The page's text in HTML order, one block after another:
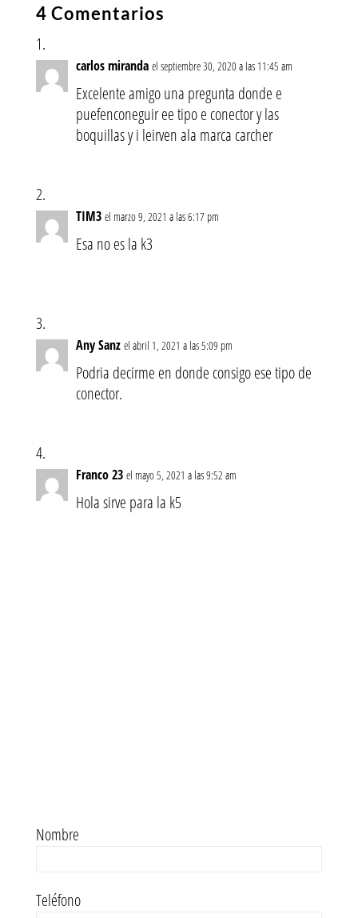
4 Comentarios
carlos miranda el septiembre 30, 2020 a las 11:45 am
Excelente amigo una pregunta donde e
puefenconeguir ee tipo e conector y las
boquillas y i leirven ala marca carcher
TIM3 el marzo 9, 2021 a las 6:17 pm
Esa no es la k3
Any Sanz el abril 1, 2021 a las 5:09 pm
Podria decirme en donde consigo ese tipo de
conector.
Franco 23 el mayo 5, 2021 a las 9:52 am
Hola sirve para la k5
Nombre
Teléfono